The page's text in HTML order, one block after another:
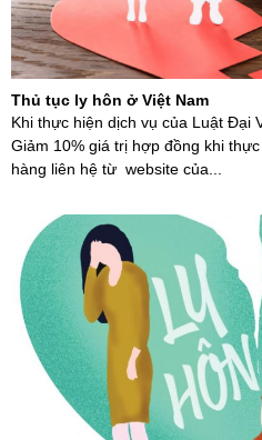
Thủ tục ly hôn ở Việt Nam
Khi thực hiện dịch vụ của Luật Đại
Giảm 10% giá trị hợp đồng khi
hàng liên hệ từ website của...